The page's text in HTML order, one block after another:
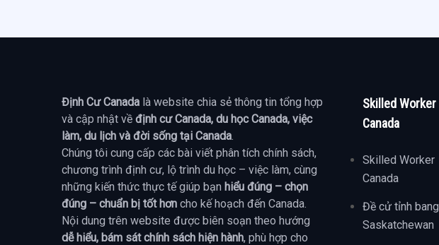
Định Cư Canada là website chia sẻ thông tin tổng hợp
và cập nhật về định cư Canada, du học Canada, việc
làm, du lịch và đời sống tại Canada.
Chúng tôi cung cấp các bài viết phân tích chính sách,
chương trình định cư, lộ trình du học – việc làm, cùng
những kiến thức thực tế giúp bạn hiểu đúng – chọn
đúng – chuẩn bị tốt hơn cho kế hoạch đến Canada.
Nội dung trên website được biên soạn theo hướng
dễ hiểu, bám sát chính sách hiện hành, phù hợp cho
Skilled Worker
Canada
Skilled Worker
Canada
Đề cử tỉnh bang
Saskatchewan